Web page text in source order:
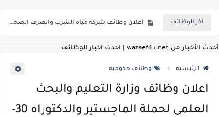
أخر الوظائف بداية من شهر يوليو الجاري .. تعرف علي قيمة زيادة المرتبات والحد الادني للأجور لجميع الدرجات بعد النشر بالجريدة الرسمية
أحدث الأخبار من wazaef4u.net | احدث اخبار الوظائف
الرئيسية وظائف حكوميه
اعلان وظائف وزارة التعليم والبحث
العلمى لحملة الماجستير والدكتوراه 30-